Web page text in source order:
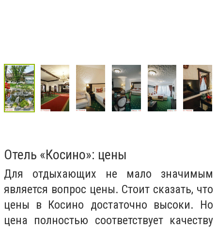
Отель «Косино»: цены
Для отдыхающих не мало значимым
является вопрос цены. Стоит сказать, что
цены в Косино достаточно высоки. Но
цена полностью соответствует качеству